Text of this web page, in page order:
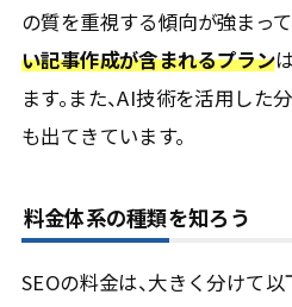
の質を重視する傾向が強まって
い記事作成が含まれるプラン
ます。また、AI技術を活用し
も出てきています。
料金体系の種類を知ろう
SEOの料金は、大きく分けて